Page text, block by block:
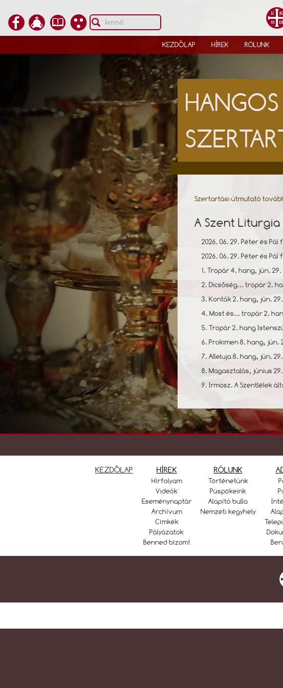
KEZDŐLAP HÍREK RÓLUNK
Szertartási útmutató
A Szent
2026. 06. 29. Péter és
2026. 06. 29. Péter és
1. Tropár 4. hang, jún. 29.
2. Dicsőség... tropár 2.
3. Konták 2. hang, jún. 29.
4. Most és... tropár 2.
5. Tropár 2. hang
6. Prokimen 8. hang, jún.
7. Alleluja 8. hang, jún. 29.
8. Magasztalás, június 29.
9. Irmosz. A Szentlélek
KEZDŐLAP HÍREK
Hírfolyam
Videók
Eseménynaptár
Archívum
Címkék
Pályázatok
Benned bízom!
RÓLUNK
Történetünk
Püspökeink
Alapító bulla
Nemzeti kegyhely